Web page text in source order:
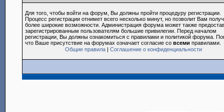
Для того, чтобы войти на форум, Вы должны пройти процедуру регистрации.
Процесс регистрации отнимет всего несколько минут, но позволит Вам
более широкие возможности. Администрация форума может также
зарегистрированным пользователям большие привилегии. Перед началом
регистрации, Вы должны ознакомиться с правилами и политикой форума.
что Ваше присутствие на форумах означает согласие совсеми правилами.
Общие правила |Соглашение о конфиденциальности